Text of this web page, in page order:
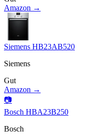
Amazon →
Siemens HB23AB520
Siemens
Gut
Amazon →
📷
Bosch HBA23B250
Bosch